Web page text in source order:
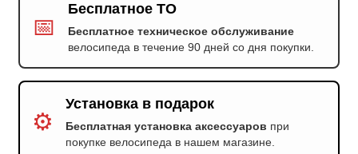
📅
Бесплатное ТО
Бесплатное техническое обслуживание
велосипеда в течение 90 дней со дня покупки.
⚙️
Установка в подарок
Бесплатная установка аксессуаров при
покупке велосипеда в нашем магазине.